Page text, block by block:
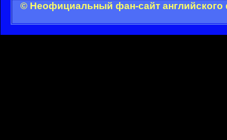
© Неофициальный фан-сайт английского